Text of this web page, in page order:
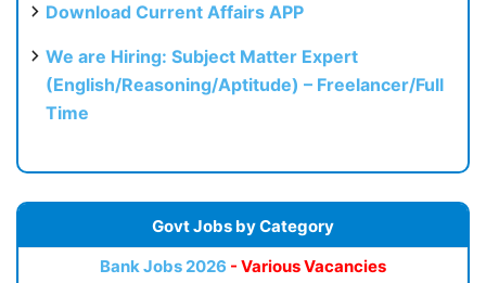
Download Current Affairs APP
We are Hiring: Subject Matter Expert
(English/Reasoning/Aptitude) – Freelancer/Full
Time
Govt Jobs by Category
Bank Jobs 2026 - Various Vacancies